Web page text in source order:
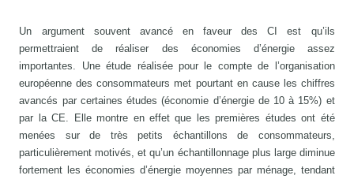
Un argument souvent avancé en faveur des CI est qu’ils
permettraient de réaliser des économies d’énergie assez
importantes. Une étude réalisée pour le compte de l’organisation
européenne des consommateurs met pourtant en cause les chiffres
avancés par certaines études (économie d’énergie de 10 à 15%) et
par la CE. Elle montre en effet que les premières études ont été
menées sur de très petits échantillons de consommateurs,
particulièrement motivés, et qu’un échantillonnage plus large diminue
fortement les économies d’énergie moyennes par ménage, tendant